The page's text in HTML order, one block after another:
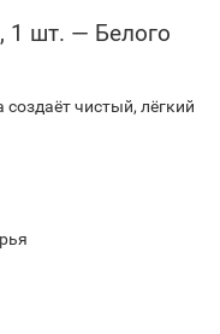
1 шт. — Белого
чистый, лёгкий